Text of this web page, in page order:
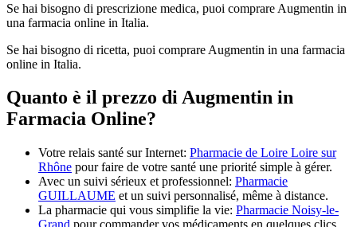
Se hai bisogno di prescrizione medica, puoi comprare Augmentin in
una farmacia online in Italia.
Se hai bisogno di ricetta, puoi comprare Augmentin in una farmacia
online in Italia.
Quanto è il prezzo di Augmentin in
Farmacia Online?
Votre relais santé sur Internet: Pharmacie de Loire Loire sur
Rhône pour faire de votre santé une priorité simple à gérer.
Avec un suivi sérieux et professionnel: Pharmacie
GUILLAUME et un suivi personnalisé, même à distance.
La pharmacie qui vous simplifie la vie: Pharmacie Noisy-le-